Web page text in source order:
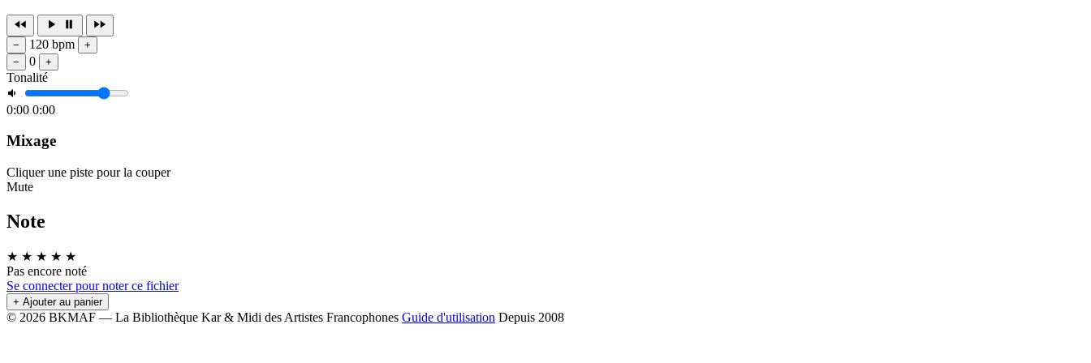
− 120 bpm
+
−
0 +
Tonalité
0:00 0:00
Mixage
Cliquer une piste pour la couper
Mute
Note
★ ★ ★ ★ ★
Pas encore noté
Se connecter pour noter ce fichier
+ Ajouter au panier
© 2026 BKMAF — La Bibliothèque Kar & Midi des Artistes Francophones Guide d'utilisation Depuis 2008